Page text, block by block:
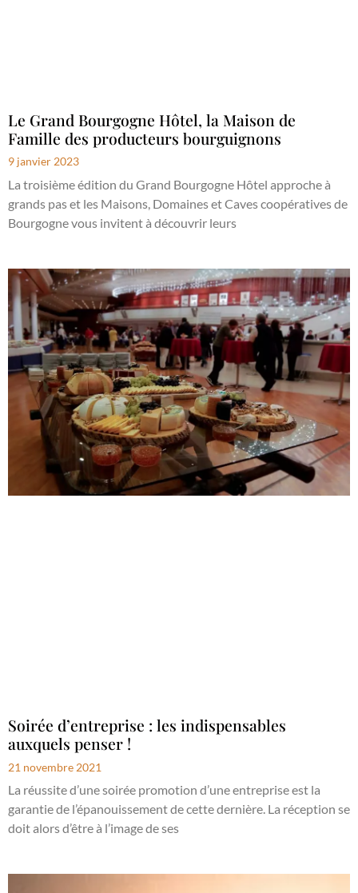
Le Grand Bourgogne Hôtel, la Maison de
Famille des producteurs bourguignons
9 janvier 2023
La troisième édition du Grand Bourgogne Hôtel approche à
grands pas et les Maisons, Domaines et Caves coopératives de
Bourgogne vous invitent à découvrir leurs
Soirée d’entreprise : les indispensables
auxquels penser !
21 novembre 2021
La réussite d’une soirée promotion d’une entreprise est la
garantie de l’épanouissement de cette dernière. La réception se
doit alors d’être à l’image de ses